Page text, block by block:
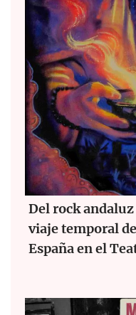
Del rock
viaje temporal
España en el